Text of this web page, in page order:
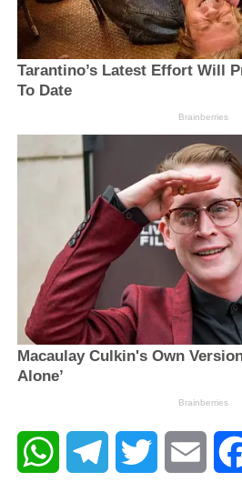
WhatsAppTelegram Twitter Email